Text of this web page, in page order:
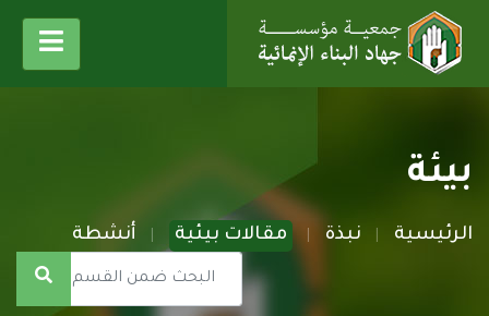
بيئة
الرئيسية نبذة مقالات بيئية أنشطة